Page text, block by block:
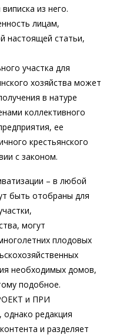
из него.
лицам,
настоящей статьи,
участка для
хозяйства может
в натуре
коллективного
ее
крестьянского
с законом.
– в любой
быть отобраны для
могут
плодовых
необходимых домов,
подобное.
и ПРИ
редакция
и разделяет